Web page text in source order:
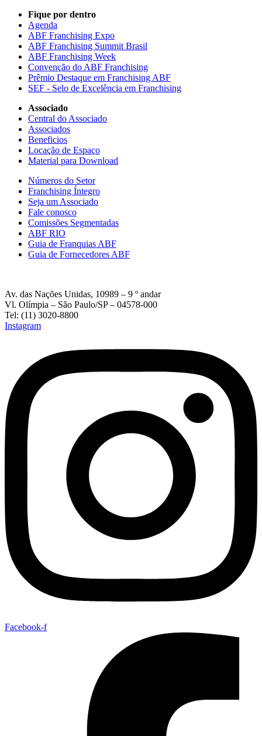
Fique por dentro
Agenda
ABF Franchising Expo
ABF Franchising Summit Brasil
ABF Franchising Week
Convenção do ABF Franchising
Prêmio Destaque em Franchising ABF
SEF - Selo de Excelência em Franchising
Associado
Central do Associado
Associados
Beneficios
Locação de Espaço
Material para Download
Números do Setor
Franchising Íntegro
Seja um Associado
Fale conosco
Comissões Segmentadas
ABF RIO
Guia de Franquias ABF
Guia de Fornecedores ABF
Av. das Nações Unidas, 10989 – 9 º andar
Vl. Olímpia – São Paulo/SP – 04578-000
Tel: (11) 3020-8800
Instagram
Facebook-f